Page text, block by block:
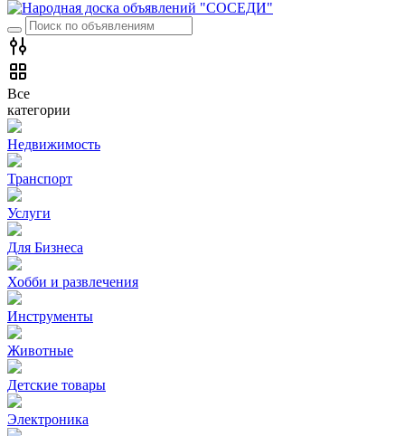
Все
категории
Недвижимость
Транспорт
Услуги
Для Бизнеса
Хобби и развлечения
Инструменты
Животные
Детские товары
Электроника